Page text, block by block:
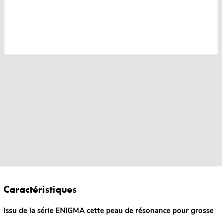
Caractéristiques
Issu de la série ENIGMA cette peau de résonance pour grosse